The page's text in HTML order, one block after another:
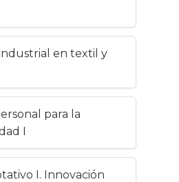
en textil y
para la
I
I. Innovación